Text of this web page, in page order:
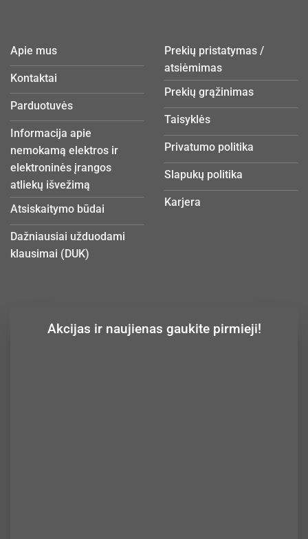
Apie mus
Kontaktai
Parduotuvės
Informacija apie
nemokamą elektros ir
elektroninės įrangos
atliekų išvežimą
Atsiskaitymo būdai
Dažniausiai užduodami
klausimai (DUK)
Prekių pristatymas /
atsiėmimas
Prekių grąžinimas
Taisyklės
Privatumo politika
Slapukų politika
Karjera
Akcijas ir naujienas gaukite pirmieji!